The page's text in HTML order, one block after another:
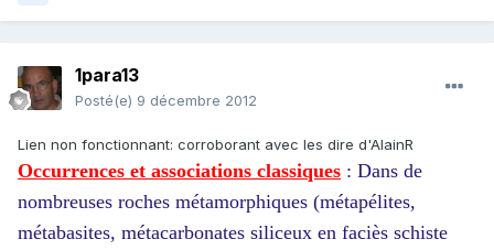
1para13
Posté(e) 9 décembre 2012
Lien non fonctionnant: corroborant avec les dire d'AlainR
Occurrences et associations classiques : Dans de
nombreuses roches métamorphiques (métapélites,
métabasites, métacarbonates siliceux en faciès schiste